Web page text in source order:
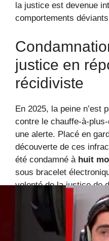
la justice est devenue
comportements
justice en
récidiviste
En 2025, la peine n’est
contre le chauffe-à-
une alerte. Placé en
découverte de ces
été condamné à huit
sous bracelet
volonté de la justice de
s’engager de nouveau
dangereux.
Les sanctions ne